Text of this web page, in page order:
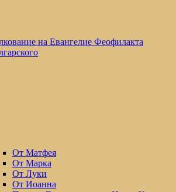
на Евангелие Феофилакта
От Матфея
От Марка
От Луки
От Иоанна